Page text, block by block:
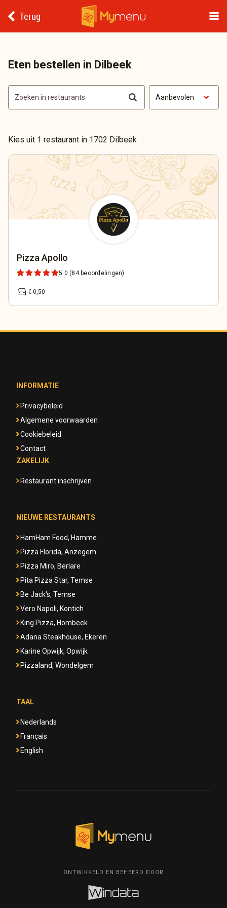
Terug
Eten bestellen in Dilbeek
Aanbevolen
Kies uit 1 restaurant in 1702 Dilbeek
Pizza Apollo
5.0 (84 beoordelingen)
directions_car € 0,50
INFORMATIE
Privacybeleid
Algemene voorwaarden
Cookiebeleid
Contact
ZAKELIJK
Restaurant inschrijven
NIEUWE RESTAURANTS
HamHam Food, Hamme
Pizza Florida, Anzegem
Pizza Miro, Berlare
Pita Pizza Star, Temse
Be Jack's, Temse
Vero Napoli, Kontich
King Pizza, Hombeek
Adana Steakhouse, Ekeren
Karine Opwijk, Opwijk
Pizzaland, Wondelgem
TAAL
Nederlands
Français
English
ONTWIKKELD EN BEHEERD DOOR